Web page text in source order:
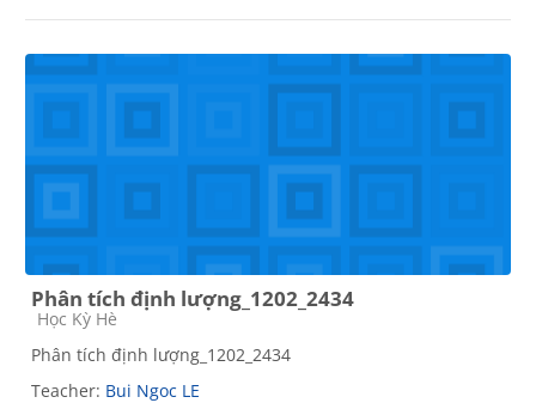
Phân tích định lượng_1202_2434
Course category
Học Kỳ Hè
Phân tích định lượng_1202_2434
Teacher: Bui Ngoc LE